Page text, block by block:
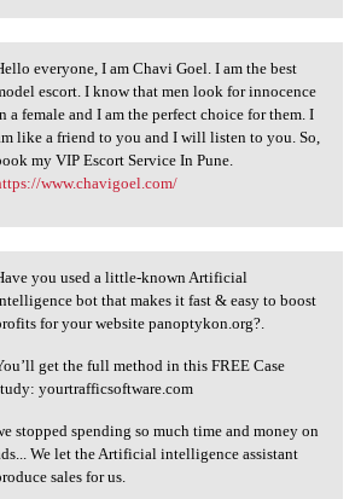
everyone, I am Chavi
everyone, I am Chavi Goel. I am the best
escort. I know that men look for innocence
a female and I am the perfect choice for them. I
like a friend to you and I will listen to you. So,
my VIP Escort Service In Pune.
www.chavigoel.com/
you used a little-known
you used a little-known Artificial
bot that makes it fast & easy to boost
for your website panoptykon.org?.
get the full method in this FREE Case
yourtrafficsoftware.com
stopped spending so much time and money on
We let the Artificial intelligence assistant
sales for us.